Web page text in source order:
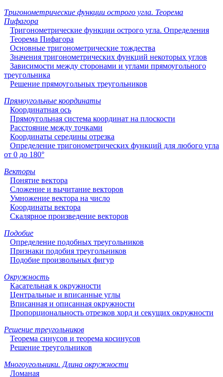
Тригонометрические функции острого угла. Теорема
Пифагора
Тригонометрические функции острого угла. Определения
Теорема Пифагора
Основные тригонометрические тождества
Значения тригонометрических функций некоторых углов
Зависимости между сторонами и углами прямоугольного
треугольника
Решение прямоугольных треугольников
Прямоугольные координаты
Координатная ось
Прямоугольная система координат на плоскости
Расстояние между точками
Координаты середины отрезка
Определение тригонометрических функций для любого угла
от 0 до 180°
Векторы
Понятие вектора
Сложение и вычитание векторов
Умножение вектора на число
Координаты вектора
Скалярное произведение векторов
Подобие
Определение подобных треугольников
Признаки подобия треугольников
Подобие произвольных фигур
Окружность
Касательная к окружности
Центральные и вписанные углы
Вписанная и описанная окружности
Пропорциональность отрезков хорд и секущих окружности
Решение треугольников
Теорема синусов и теорема косинусов
Решение треугольников
Многоугольники. Длина окружности
Ломаная